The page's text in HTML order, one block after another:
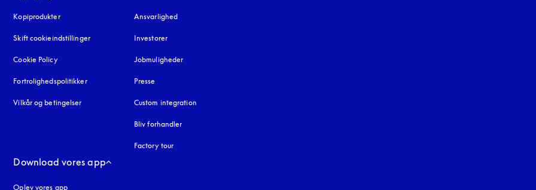
Kopiprodukteråbnes under en ny fane
Skift cookieindstillinger
Cookie Policyåbnes under en ny fane
Fortrolighedspolitikkeråbnes under en ny fane
Vilkår og betingelser
Ansvarlighed
Investorer
Jobmuligheder
Presse
Custom integration
Bliv forhandler
Factory tour
Download vores app
Oplev vores app